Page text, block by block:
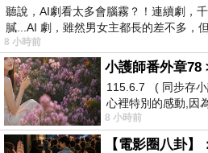
聽說，AI劇看太多會腦霧？！連續劇，
膩...AI 劇，雖然男女主都長的差不多，
8 小時前
115.6.7 ( 同步存小
心裡特別的感動,因
智課的她,特來傾
8 小時前